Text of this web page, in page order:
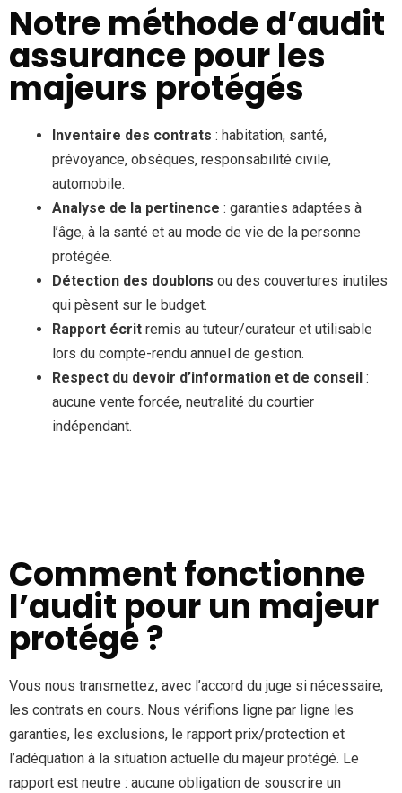
Notre méthode d’audit
assurance pour les
majeurs protégés
Inventaire des contrats : habitation, santé,
prévoyance, obsèques, responsabilité civile,
automobile.
Analyse de la pertinence : garanties adaptées à
l’âge, à la santé et au mode de vie de la personne
protégée.
Détection des doublons ou des couvertures inutiles
qui pèsent sur le budget.
Rapport écrit remis au tuteur/curateur et utilisable
lors du compte-rendu annuel de gestion.
Respect du devoir d’information et de conseil :
aucune vente forcée, neutralité du courtier
indépendant.
Comment fonctionne
l’audit pour un majeur
protégé ?
Vous nous transmettez, avec l’accord du juge si nécessaire,
les contrats en cours. Nous vérifions ligne par ligne les
garanties, les exclusions, le rapport prix/protection et
l’adéquation à la situation actuelle du majeur protégé. Le
rapport est neutre : aucune obligation de souscrire un